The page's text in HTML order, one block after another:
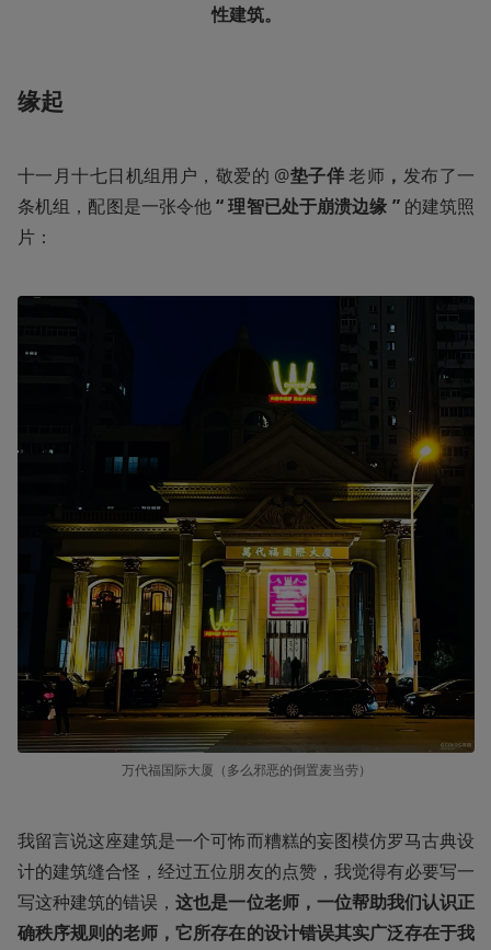
性建筑。
缘起
十一月十七日机组用户，敬爱的 @垫子佯 老师 ， 发布了一
条机组，配图是一张令他 “ 理智已处于崩溃边缘 ” 的建筑照
片：
万代福国际大厦（多么邪恶的倒置麦当劳）
我留言说这座建筑是一个可怖而糟糕的妄图模仿罗马古典设
计的建筑缝合怪，经过五位朋友的点赞，我觉得有必要写一
写这种建筑的错误，这也是一位老师，一位帮助我们认识正
确秩序规则的老师，它所存在的设计错误其实广泛存在于我